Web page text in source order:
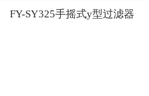
FY-SY325手摇式y型过滤器